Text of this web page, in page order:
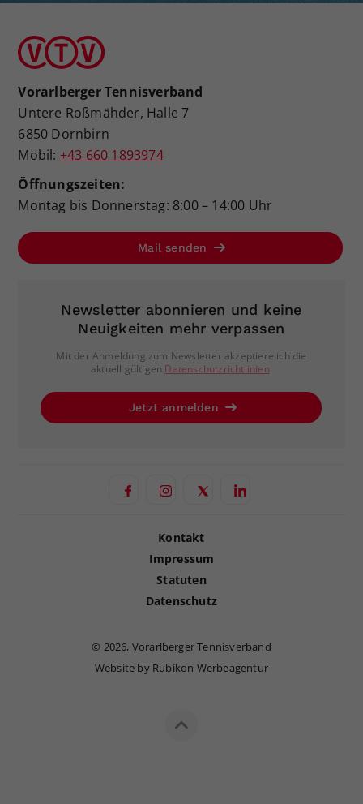
Vorarlberger Tennisverband
Untere Roßmähder, Halle 7
6850 Dornbirn
Mobil: +43 660 1893974
Öffnungszeiten:
Montag bis Donnerstag: 8:00 – 14:00 Uhr
Mail senden
Newsletter abonnieren und keine
Neuigkeiten mehr verpassen
Mit der Anmeldung zum Newsletter akzeptiere ich die
aktuell gültigen Datenschutzrichtlinien.
Jetzt anmelden
Kontakt
Impressum
Statuten
Datenschutz
© 2026, Vorarlberger Tennisverband
Website by Rubikon Werbeagentur